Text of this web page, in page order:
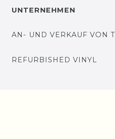
UNTERNEHMEN
AN- UND VERKAUF VON
REFURBISHED VINYL